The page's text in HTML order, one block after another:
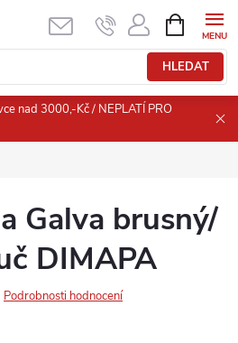
HLEDAT
NÁKUPNÍ
KOŠÍK
nad 3000,-Kč / NEPLATÍ PRO
Galva brusný/
DIMAPA
Podrobnosti hodnocení